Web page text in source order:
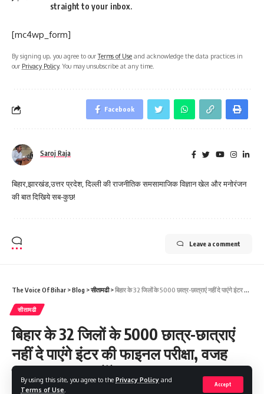
By using this site, you agree to the Privacy Policy and
Terms of Use
Accept
straight to your inbox.
[mc4wp_form]
By signing up, you agree to ourTerms of Use and acknowledge the data practices in
our Privacy Policy. You may unsubscribe at any time.
Facebook
Saroj Raja
बिहार,झारखंड,उत्तर प्रदेश, दिल्ली की राजनीतिक समसामाजिक विज्ञान खेल और मनोरंजन
की बात दिखिये सब-कुछ!
Leave a comment
The Voice Of Bihar >Blog >सीतामढी>बिहार के 32 जिलों के 5000 छात्र-छात्राएं नहीं दे पाएंगे इंटर की फाइनल परीक्षा, वजह जान माथा पकड़ लेंगे
सीतामढी
बिहार के 32 जिलों के 5000 छात्र-छात्राएं
नहीं दे पाएंगे इंटर की फाइनल परीक्षा, वजह
जान माथा पकड़ लेंगे